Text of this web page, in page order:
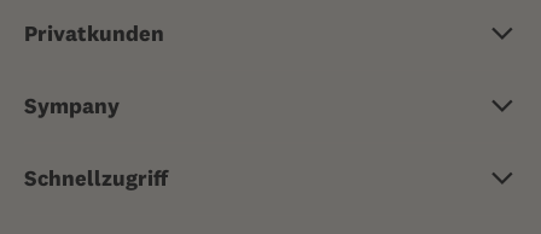
Privatkunden
Zusatzversicherung
Risikoversicherungen
Sympany
Jobs & Karriere
Schnellzugriff